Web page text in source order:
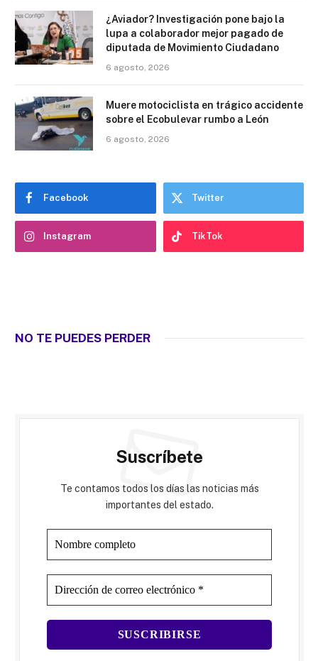
¿Aviador? Investigación pone bajo la
lupa a colaborador mejor pagado de
diputada de Movimiento Ciudadano
6 agosto, 2026
Muere motociclista en trágico accidente
sobre el Ecobulevar rumbo a León
6 agosto, 2026
Facebook Twitter
Instagram TikTok
NO TE PUEDES PERDER
Suscríbete
Te contamos todos los días las noticias más
importantes del estado.